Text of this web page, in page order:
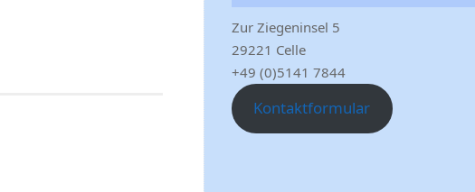
Zur Ziegeninsel 5
29221 Celle
+49 (0)5141 7844
Kontaktformular